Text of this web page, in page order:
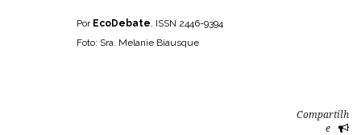
Por EcoDebate , ISSN 2446-9394
Foto: Sra. Melanie Biausque
Compartilh
e